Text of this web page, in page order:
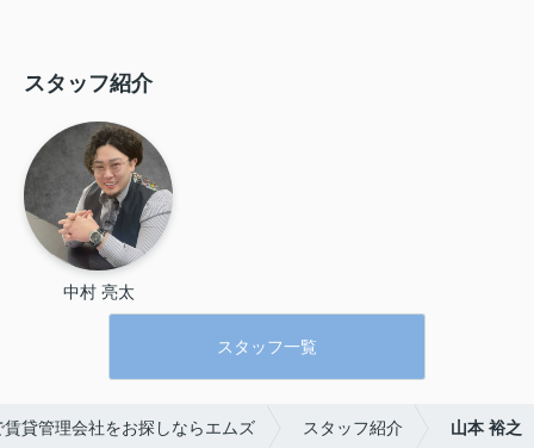
スタッフ紹介
中村 亮太
スタッフ一覧
賃貸管理会社をお探しならエムズ スタッフ紹介 山本 裕之